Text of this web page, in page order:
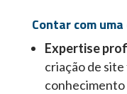
Contar com
Expertise
criação de
conhecimento